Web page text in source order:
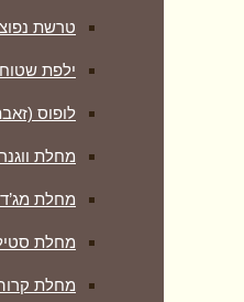
טרשת
ילפת
לופוס
מחלת ווגנר
מחלת מג’דו
מחלת
מחלת